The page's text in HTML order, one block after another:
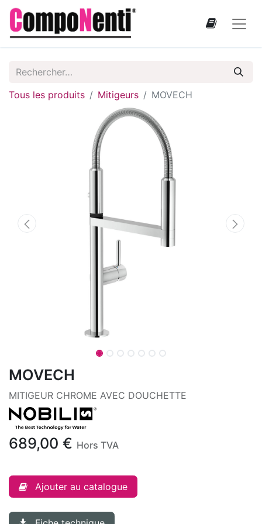
Tous les produits Mitigeurs MOVECH
MOVECH
MITIGEUR CHROME AVEC DOUCHETTE
689,00 € Hors TVA
Ajouter au catalogue